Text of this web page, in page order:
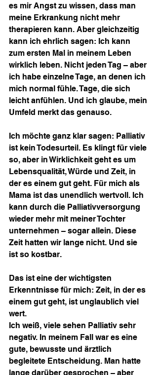
es mir Angst zu wissen, dass man
meine Erkrankung nicht mehr
therapieren kann. Aber gleichzeitig
kann ich ehrlich sagen: Ich kann
zum ersten Mal in meinem Leben
wirklich leben. Nicht jeden Tag – aber
ich habe einzelne Tage, an denen ich
mich normal fühle. Tage, die sich
leicht anfühlen. Und ich glaube, mein
Umfeld merkt das genauso.
Ich möchte ganz klar sagen: Palliativ
ist kein Todesurteil. Es klingt für viele
so, aber in Wirklichkeit geht es um
Lebensqualität, Würde und Zeit, in
der es einem gut geht. Für mich als
Mama ist das unendlich wertvoll. Ich
kann durch die Palliativversorgung
wieder mehr mit meiner Tochter
unternehmen – sogar allein. Diese
Zeit hatten wir lange nicht. Und sie
ist so kostbar.
Das ist eine der wichtigsten
Erkenntnisse für mich: Zeit, in der es
einem gut geht, ist unglaublich viel
wert.
Ich weiß, viele sehen Palliativ sehr
negativ. In meinem Fall war es eine
gute, bewusste und ärztlich
begleitete Entscheidung. Man hatte
lange darüber gesprochen – aber